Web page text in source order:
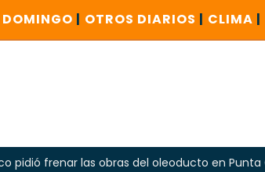
| OTROS DIARIOS | CLIMA |
las obras del oleoducto en Punta Colorada